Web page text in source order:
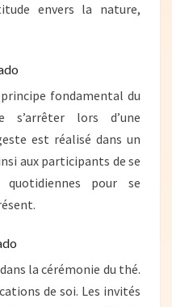
envers la nature,
fondamental du
lors d’une
est réalisé dans un
aux participants de se
pour se
la cérémonie du thé.
de soi. Les invités